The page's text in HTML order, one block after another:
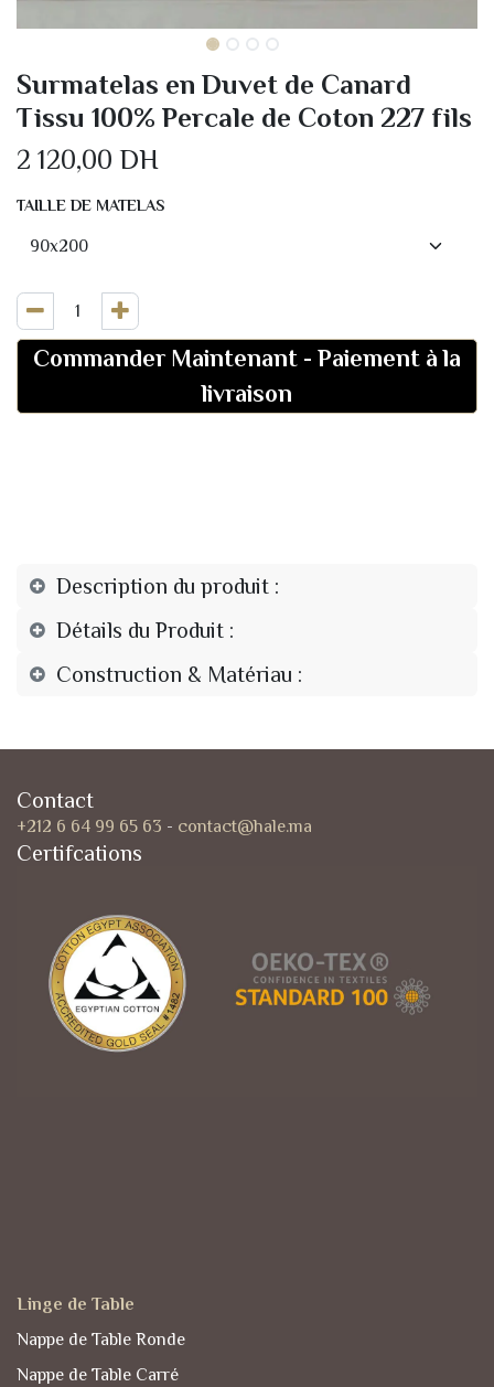
Surmatelas en Duvet de Canard
Tissu 100% Percale de Coton 227 fils
2 120,00 DH
TAILLE DE MATELAS
Commander Maintenant - Paiement à la
livraison
Description du produit :
Détails du Produit :
Construction & Matériau :
Contact
+212 6 64 99 65 63 - contact@hale.ma
Certifcations
Linge de Table
Nappe de Table Ronde
Nappe de Table Carré